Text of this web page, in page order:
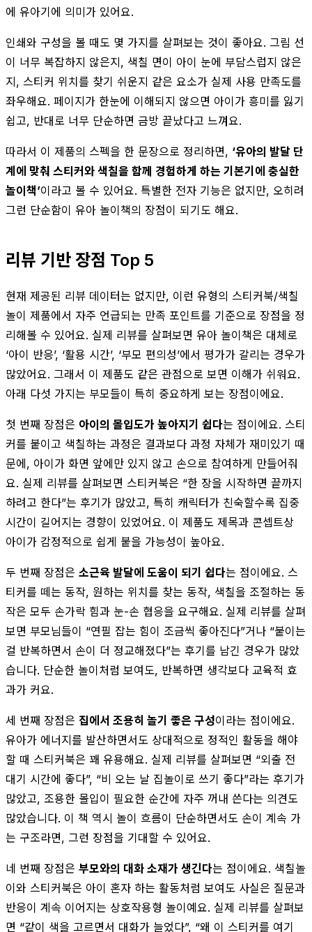
에 유아기에 의미가 있어요.
인쇄와 구성을 볼 때도 몇 가지를 살펴보는 것이 좋아요. 그림 선
이 너무 복잡하지 않은지, 색칠 면이 아이 눈에 부담스럽지 않은
지, 스티커 위치를 찾기 쉬운지 같은 요소가 실제 사용 만족도를
좌우해요. 페이지가 한눈에 이해되지 않으면 아이가 흥미를 잃기
쉽고, 반대로 너무 단순하면 금방 끝났다고 느껴요.
따라서 이 제품의 스펙을 한 문장으로 정리하면, ‘유아의 발달 단
계에 맞춰 스티커와 색칠을 함께 경험하게 하는 기본기에 충실한
놀이책’이라고 볼 수 있어요. 특별한 전자 기능은 없지만, 오히려
그런 단순함이 유아 놀이책의 장점이 되기도 해요.
리뷰 기반 장점 Top 5
현재 제공된 리뷰 데이터는 없지만, 이런 유형의 스티커북/색칠
놀이 제품에서 자주 언급되는 만족 포인트를 기준으로 장점을 정
리해볼 수 있어요. 실제 리뷰를 살펴보면 유아 놀이책은 대체로
‘아이 반응’, ‘활용 시간’, ‘부모 편의성’에서 평가가 갈리는 경우가
많았어요. 그래서 이 제품도 같은 관점으로 보면 이해가 쉬워요.
아래 다섯 가지는 부모들이 특히 중요하게 보는 장점이에요.
첫 번째 장점은 아이의 몰입도가 높아지기 쉽다는 점이에요. 스티
커를 붙이고 색칠하는 과정은 결과보다 과정 자체가 재미있기 때
문에, 아이가 화면 앞에만 있지 않고 손으로 참여하게 만들어줘
요. 실제 리뷰를 살펴보면 스티커북은 “한 장을 시작하면 끝까지
하려고 한다”는 후기가 많았고, 특히 캐릭터가 친숙할수록 집중
시간이 길어지는 경향이 있었어요. 이 제품도 제목과 콘셉트상
아이가 감정적으로 쉽게 붙을 가능성이 높아요.
두 번째 장점은 소근육 발달에 도움이 되기 쉽다는 점이에요. 스
티커를 떼는 동작, 원하는 위치를 찾는 동작, 색칠을 조절하는 동
작은 모두 손가락 힘과 눈-손 협응을 요구해요. 실제 리뷰를 살펴
보면 부모님들이 “연필 잡는 힘이 조금씩 좋아진다”거나 “붙이는
걸 반복하면서 손이 더 정교해졌다”는 후기를 남긴 경우가 많았
습니다. 단순한 놀이처럼 보여도, 반복하면 생각보다 교육적 효
과가 커요.
세 번째 장점은 집에서 조용히 놀기 좋은 구성이라는 점이에요.
유아가 에너지를 발산하면서도 상대적으로 정적인 활동을 해야
할 때 스티커북은 꽤 유용해요. 실제 리뷰를 살펴보면 “외출 전
대기 시간에 좋다”, “비 오는 날 집놀이로 쓰기 좋다”라는 후기가
많았고, 조용한 몰입이 필요한 순간에 자주 꺼내 쓴다는 의견도
많았습니다. 이 책 역시 놀이 흐름이 단순하면서도 손이 계속 가
는 구조라면, 그런 장점을 기대할 수 있어요.
네 번째 장점은 부모와의 대화 소재가 생긴다는 점이에요. 색칠놀
이와 스티커북은 아이 혼자 하는 활동처럼 보여도 사실은 질문과
반응이 계속 이어지는 상호작용형 놀이예요. 실제 리뷰를 살펴보
면 “같이 색을 고르면서 대화가 늘었다”, “왜 이 스티커를 여기